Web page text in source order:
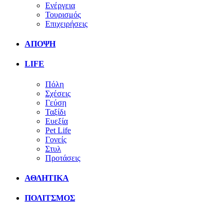
Ενέργεια
Τουρισμός
Επιχειρήσεις
ΑΠΟΨΗ
LIFE
Πόλη
Σχέσεις
Γεύση
Ταξίδι
Ευεξία
Pet Life
Γονείς
Στυλ
Προτάσεις
ΑΘΛΗΤΙΚΑ
ΠΟΛΙΤΣΜΟΣ